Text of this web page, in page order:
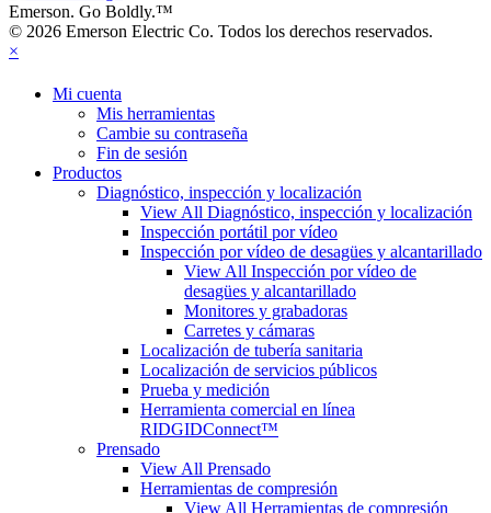
Emerson. Go Boldly.™
© 2026 Emerson Electric Co. Todos los derechos reservados.
×
Mi cuenta
Mis herramientas
Cambie su contraseña
Fin de sesión
Productos
Diagnóstico, inspección y localización
View All Diagnóstico, inspección y localización
Inspección portátil por vídeo
Inspección por vídeo de desagües y alcantarillado
View All Inspección por vídeo de
desagües y alcantarillado
Monitores y grabadoras
Carretes y cámaras
Localización de tubería sanitaria
Localización de servicios públicos
Prueba y medición
Herramienta comercial en línea
RIDGIDConnect™
Prensado
View All Prensado
Herramientas de compresión
View All Herramientas de compresión